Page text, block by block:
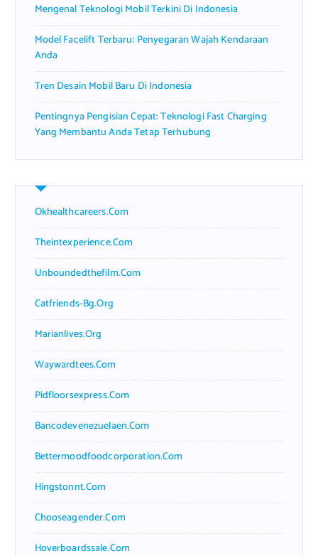
Mengenal Teknologi Mobil Terkini Di Indonesia
Model Facelift Terbaru: Penyegaran Wajah Kendaraan
Anda
Tren Desain Mobil Baru Di Indonesia
Pentingnya Pengisian Cepat: Teknologi Fast Charging
Yang Membantu Anda Tetap Terhubung
Okhealthcareers.com
Theintexperience.com
Unboundedthefilm.com
Catfriends-Bg.org
Marianlives.org
Waywardtees.com
Pidfloorsexpress.com
Bancodevenezuelaen.com
Bettermoodfoodcorporation.com
Hingstonnt.com
Chooseagender.com
Hoverboardssale.com